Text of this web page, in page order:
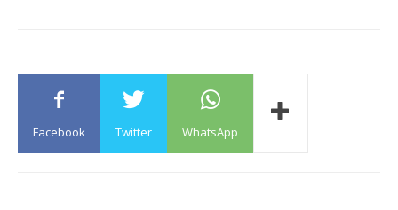
Facebook Twitter WhatsApp